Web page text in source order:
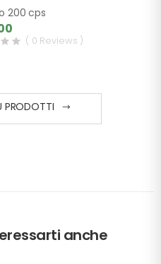
200 cps
( 0 Reviews )
PRODOTTI
anche